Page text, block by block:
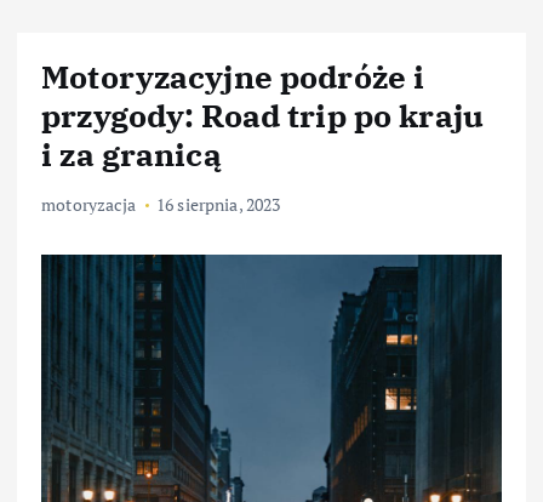
Motoryzacyjne podróże i
przygody: Road trip po kraju
i za granicą
motoryzacja 16 sierpnia, 2023